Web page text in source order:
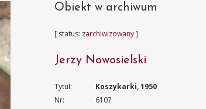
Obiekt w archiwum
[ status: zarchiwizowany]
Jerzy Nowosielski
Tytuł:
Koszykarki, 1950
Nr:
6107